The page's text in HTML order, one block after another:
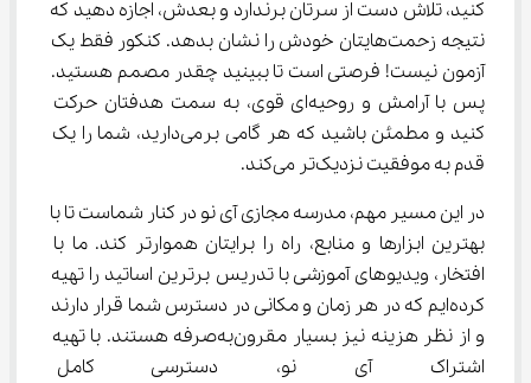
کنید، تلاش دست از سرتان برندارد و بعدش، اجازه دهید که
نتیجه زحمت‌هایتان خودش را نشان بدهد. کنکور فقط یک
آزمون نیست! فرصتی است تا ببینید چقدر مصمم هستید.
پس با آرامش و روحیه‌ای قوی، به سمت هدفتان حرکت
کنید و مطمئن باشید که هر گامی برمی‌دارید، شما را یک
قدم به موفقیت نزدیک‌تر می‌کند.
در این مسیر مهم، مدرسه مجازی آی نو در کنار شماست تا با
بهترین ابزارها و منابع، راه را برایتان هموارتر کند. ما با
افتخار، ویدیوهای آموزشی با تدریس برترین اساتید را تهیه
کرده‌ایم که در هر زمان و مکانی در دسترس شما قرار دارند
و از نظر هزینه نیز بسیار مقرون‌به‌صرفه هستند. با تهیه
اشتراک آی نو، دسترسی کامل